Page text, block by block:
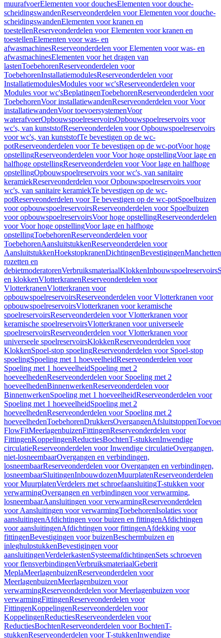
muurafvoerElementen voor douchesElementen voor douche-
scheidingswandenReserveonderdelen voor Elementen voor douche-
scheidingswandenElementen voor kranen en
toestellenReserveonderdelen voor Elementen voor kranen en
toestellenElementen voor was- en
afwasmachinesReserveonderdelen voor Elementen voor was- en
afwasmachinesElementen voor het dragen van
lastenToebehorenReserveonderdelen voor
ToebehorenInstallatiemodulesReserveonderdelen voor
InstallatiemodulesModules voor wc'sReserveonderdelen voor
Modules voor wc'sBeplatingenToebehorenReserveonderdelen voor
ToebehorenVoor installatiewandenReserveonderdelen voor Voor
installatiewandenVoor toevoersystemenVoor
waterafvoerOpbouwspoelreservoirsOpbouwspoelreservoirs voor
wc's, van kunststofReserveonderdelen voor Opbouwspoelreservoirs
voor wc's, van kunststofTe bevestigen op de wc-
potReserveonderdelen voor Te bevestigen op de wc-potVoor hoge
opstellingReserveonderdelen voor Voor hoge opstellingVoor lage en
halfhoge opstellingReserveonderdelen voor Voor lage en halfhoge
opstellingOpbouwspoelreservoirs voor wc's, van sanitaire
keramiekReserveonderdelen voor Opbouwspoelreservoirs voor
wc's, van sanitaire keramiekTe bevestigen op de wc-
potReserveonderdelen voor Te bevestigen op de wc-potSpoelbuizen
voor opbouwspoelreservoirsReserveonderdelen voor Spoelbuizen
voor opbouwspoelreservoirsVoor hoge opstellingReserveonderdelen
voor Voor hoge opstellingVoor lage en halfhoge
opstellingToebehorenReserveonderdelen voor
ToebehorenAansluitstukkenReserveonderdelen voor
AansluitstukkenHoekstopkranenDichtingenBevestigingenManchetten
rozetten en
debietmoderatorenVerbruiksmateriaalKlokkenInbouwspoelreservoirs
en klokkenVlotterkranenReserveonderdelen voor
VlotterkranenVlotterkranen voor
opbouwspoelreservoirsReserveonderdelen voor Vlotterkranen voor
opbouwspoelreservoirsVlotterkranen voor keramische
spoelreservoirsReserveonderdelen voor Vlotterkranen voor
keramische spoelreservoirsVlotterkranen voor universeele
spoelreservoirsReserveonderdelen voor Vlotterkranen voor
universeele spoelreservoirsKlokkenReserveonderdelen voor
KlokkenSpoel-stop spoelingReserveonderdelen voor Spoel-stop
spoelingSpoeling met 1 hoeveelheidReserveonderdelen voor
Spoeling met 1 hoeveelheidSpoeling met 2
hoeveelhedenReserveonderdelen voor Spoeling met 2
hoeveelhedenBinnenwerkenReserveonderdelen voor
BinnenwerkenSpoeling met 1 hoeveelheidReserveonderdelen voor
Spoeling met 1 hoeveelheidSpoeling met 2
hoeveelhedenReserveonderdelen voor Spoeling met 2
hoeveelhedenToebehorenDrukkersOvergangenAfsluitstoppen
FlowFitMeerlagenbuizenFittingenReserveonderdelen voor
FittingenKoppelingenReductiesBochtenT-stukkenInwendige
circulatieReserveonderdelen voor Inwendige circulatieOvergangen,
niet-losneembaarOvergangen en verbindingen,
losneembaarReserveonderdelen voor Overgangen en verbindingen,
losneembaarSluitingenInbouwdozenMuurplatenReserveonderdelen
voor MuurplatenVerdelers met schroefaansluitingT-stukken voor
verwarmingOvergangen en verbindingen voor verwarming,
losneembaarAansluitingen voor verwarmingReserveonderdelen
voor Aansluitingen voor verwarmingToebehorenIsolaties voor
aansluitingenAfdichtingen voor buizen en fittingenAfdichtingen
voor aansluitingenAfdichtingen voor fittingenAfdekking voor
fittingenBevestigingen voor buizenBeschermbuizen en
inleghulpstukkenBevestigingen voor
aansluitingenVerdelerkastenSysteemafdichtingenSets schroeven
voor flensverbindingenVerbruiksmateriaalGeberit
MeplaMeerlagenbuizenReserveonderdelen voor
MeerlagenbuizenMeerlagenbuizen voor
verwarmingReserveonderdelen voor Meerlagenbuizen voor
verwarmingFittingenReserveonderdelen voor
FittingenKoppelingenReserveonderdelen voor
KoppelingenReductiesReserveonderdelen voor
ReductiesBochtenReserveonderdelen voor BochtenT-
stukkenReserveonderdelen voor T-stukkenInwendige